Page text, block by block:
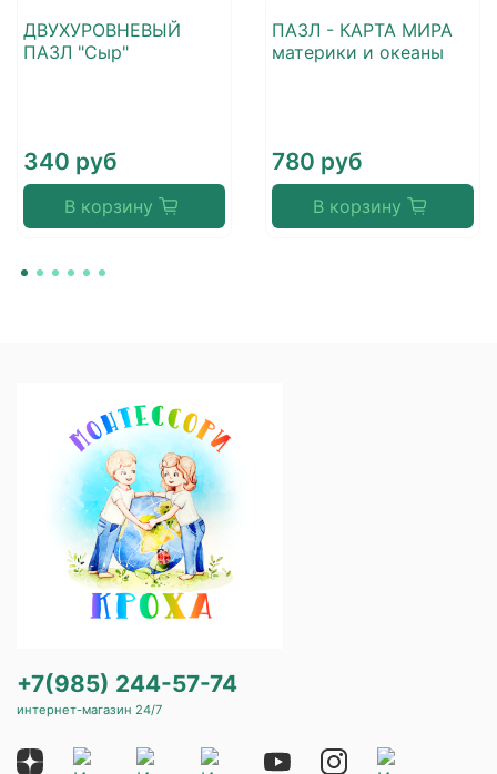
ДВУХУРОВНЕВЫЙ
ПАЗЛ "Сыр"
340 руб
В корзину
ПАЗЛ - КАРТА МИРА
материки и океаны
780 руб
В корзину
+7(985) 244-57-74
интернет-магазин 24/7